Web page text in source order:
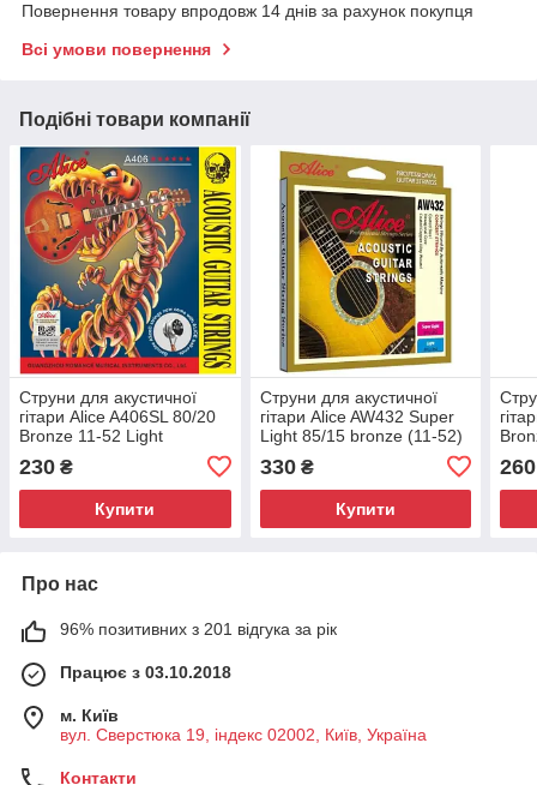
Повернення товару впродовж 14 днів за рахунок покупця
Всі умови повернення
Подібні товари компанії
Струни для акустичної
гітари Alice A406SL 80/20
Bronze 11-52 Light
230 ₴
Купити
Струни для акустичної
гітари Alice AW432 Super
Light 85/15 bronze (11-52)
330₴
Купити
260
Про нас
96% позитивних з 201 відгука за рік
Працює з 03.10.2018
м. Київ
вул. Сверстюка 19, індекс 02002, Київ, Україна
Контакти